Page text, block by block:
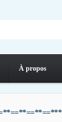
À propos